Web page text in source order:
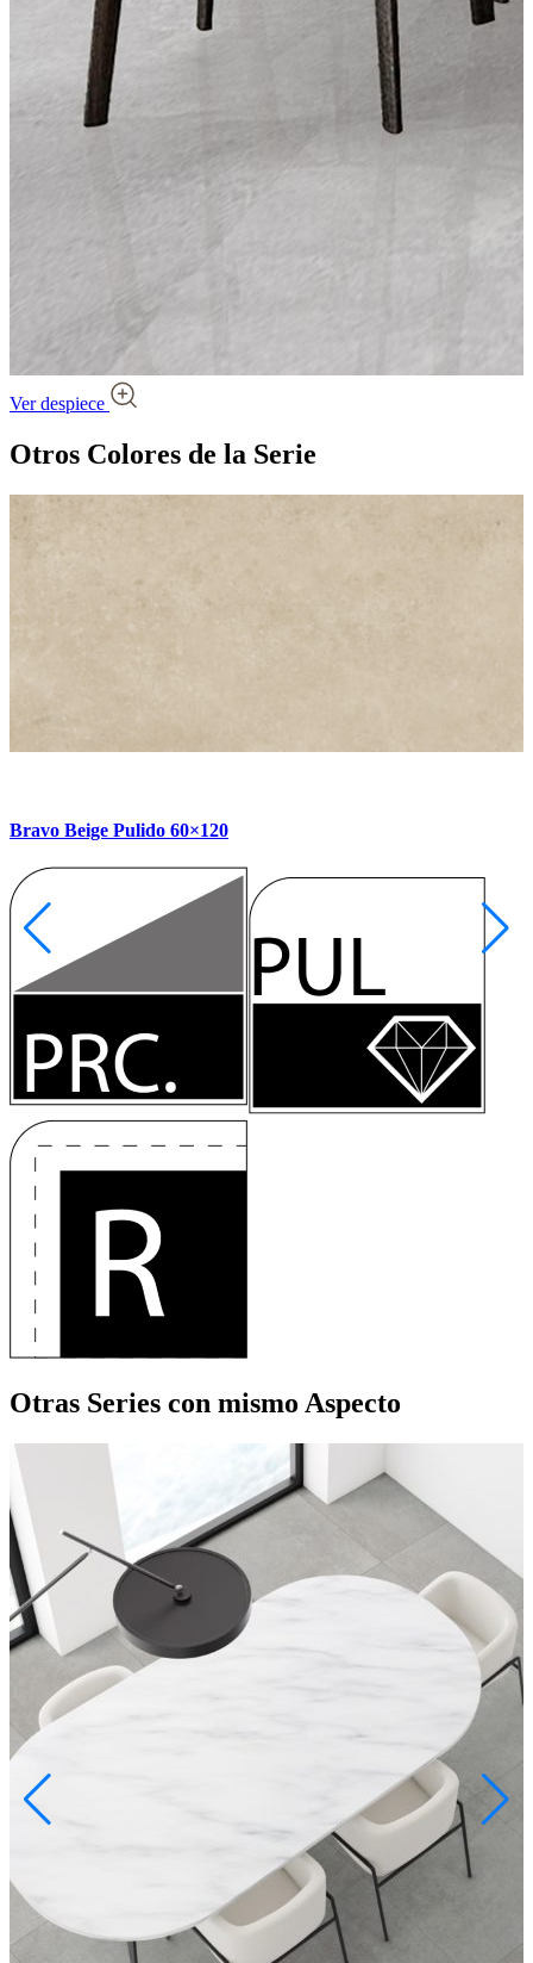
Ver despiece
Otros Colores de la Serie
Bravo Beige Pulido 60×120
Otras Series con mismo Aspecto